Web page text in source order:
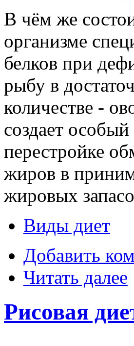
В чём же
организме
белков при
рыбу в
количестве -
создает
перестройке
жиров в
жировых
Виды диет
Добавить
Читать далее
Рисовая